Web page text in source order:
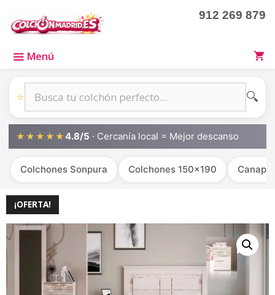
912 269 879
Menú
⭐ 🔍
★★★★★4.8/5 · Cercanía local = Mejor descanso
Colchones Sonpura Colchones 150x190
¡OFERTA!